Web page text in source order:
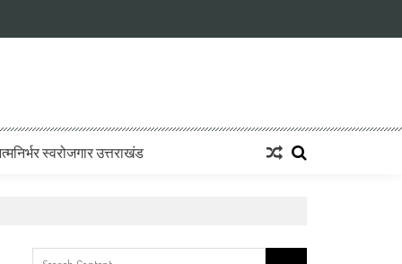
स्वरोजगार उत्तराखंड